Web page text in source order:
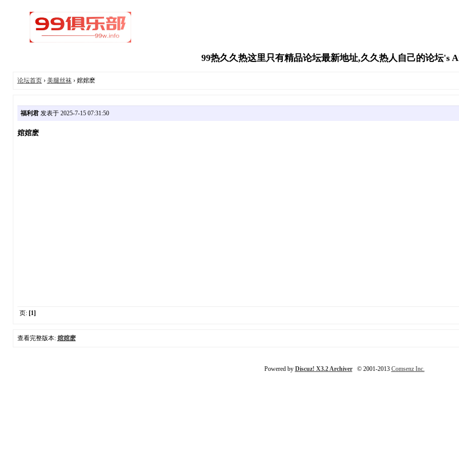
99热久久热这里只有精品论坛最新地址,久久热人自己的论坛's
论坛首页› 美腿丝袜› 婠婠麽
福利君发表于 2025-7-15 07:31:50
婠婠麽
页: [1]
查看完整版本: 婠婠麽
Powered by Discuz! X3.2 Archiver© 2001-2013 Comsenz Inc.